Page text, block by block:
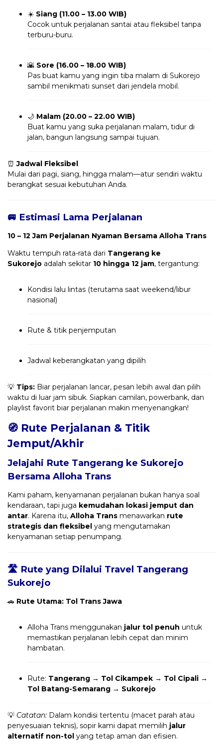
☀️ Siang (11.00 – 13.00 WIB)
Cocok untuk perjalanan santai atau fleksibel tanpa
terburu-buru.
🌇 Sore (16.00 – 18.00 WIB)
Pas buat kamu yang ingin tiba malam di Sukorejo
sambil menikmati sunset dari jendela mobil.
🌙 Malam (20.00 – 22.00 WIB)
Buat kamu yang suka perjalanan malam, tidur di
jalan, bangun langsung sampai tujuan.
⏰Jadwal Fleksibel
Mulai dari pagi, siang, hingga malam—atur sendiri waktu
berangkat sesuai kebutuhan Anda.
🚐 Estimasi Lama Perjalanan
10 – 12 Jam Perjalanan Nyaman Bersama Alloha Trans
Waktu tempuh rata-rata dari Tangerang ke
Sukorejo adalah sekitar 10 hingga 12 jam, tergantung:
Kondisi lalu lintas (terutama saat weekend/libur
nasional)
Rute & titik penjemputan
Jadwal keberangkatan yang dipilih
💡 Tips: Biar perjalanan lancar, pesan lebih awal dan pilih
waktu di luar jam sibuk. Siapkan camilan, powerbank, dan
playlist favorit biar perjalanan makin menyenangkan!
🧭 Rute Perjalanan & Titik
Jemput/Akhir
Jelajahi Rute Tangerang ke Sukorejo
Bersama Alloha Trans
Kami paham, kenyamanan perjalanan bukan hanya soal
kendaraan, tapi juga kemudahan lokasi jemput dan
antar. Karena itu, Alloha Trans menawarkan rute
strategis dan fleksibel yang mengutamakan
kenyamanan setiap penumpang.
🛣️ Rute yang Dilalui Travel Tangerang
Sukorejo
🚗 Rute Utama: Tol Trans Jawa
Alloha Trans menggunakan jalur tol penuh untuk
memastikan perjalanan lebih cepat dan minim
hambatan.
Rute: Tangerang → Tol Cikampek → Tol Cipali →
Tol Batang-Semarang → Sukorejo
💡 Catatan: Dalam kondisi tertentu (macet parah atau
penyesuaian teknis), sopir kami dapat memilih jalur
alternatif non-tol yang tetap aman dan efisien.